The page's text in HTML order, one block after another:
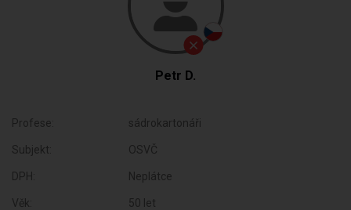
Petr D.
Profese: sádrokartonáři
Subjekt: OSVČ
DPH: Neplátce
Věk: 50 let